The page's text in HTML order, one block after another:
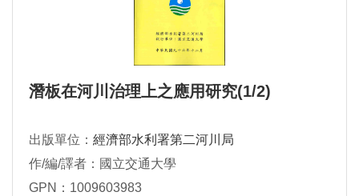
潛板在河川治理上之應用研究(1/2)
出版單位： 經濟部水利署第二河川局
作/編/譯者：國立交通大學
GPN：1009603983